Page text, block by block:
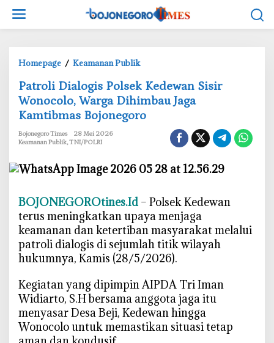
w
Homepage / Keamanan Publik
a
t
r
D
o
g
i
s
P
o
l
s
e
‎Patroli Dialogis Polsek Kedewan Sisir
Wonocolo, Warga Dihimbau Jaga
Kamtibmas Bojonegoro
Bojonegoro Times
28 Mei 2026
Keamanan Publik,TNI/POLRI
BOJONEGOROtines.Id – Polsek Kedewan
terus meningkatkan upaya menjaga
keamanan dan ketertiban masyarakat melalui
patroli dialogis di sejumlah titik wilayah
hukumnya, Kamis (28/5/2026).
‎Kegiatan yang dipimpin AIPDA Tri Iman
Widiarto, S.H bersama anggota jaga itu
menyasar Desa Beji, Kedewan hingga
Wonocolo untuk memastikan situasi tetap